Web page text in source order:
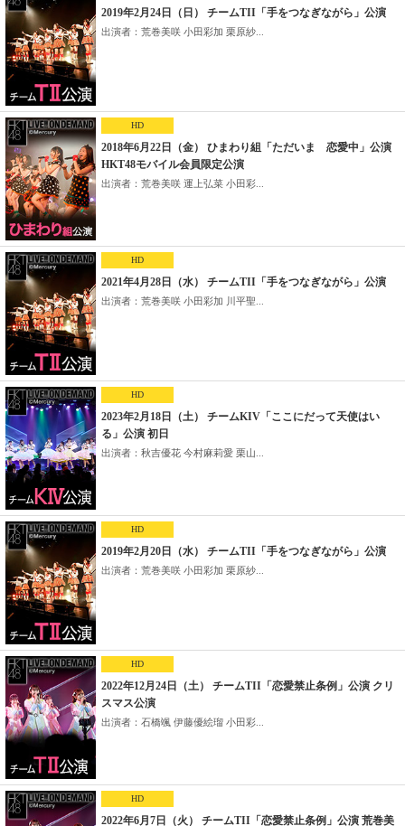
2019年2月24日（日） チームTII「手をつなぎながら」公演
出演者：荒巻美咲 小田彩加 栗原紗...
HD
2018年6月22日（金） ひまわり組「ただいま 恋愛中」公演
HKT48モバイル会員限定公演
出演者：荒巻美咲 運上弘菜 小田彩...
HD
2021年4月28日（水） チームTII「手をつなぎながら」公演
出演者：荒巻美咲 小田彩加 川平聖...
HD
2023年2月18日（土） チームKIV「ここにだって天使はい
る」公演 初日
出演者：秋吉優花 今村麻莉愛 栗山...
HD
2019年2月20日（水） チームTII「手をつなぎながら」公演
出演者：荒巻美咲 小田彩加 栗原紗...
HD
2022年12月24日（土） チームTII「恋愛禁止条例」公演 クリ
スマス公演
出演者：石橋颯 伊藤優絵瑠 小田彩...
HD
2022年6月7日（火） チームTII「恋愛禁止条例」公演 荒巻美